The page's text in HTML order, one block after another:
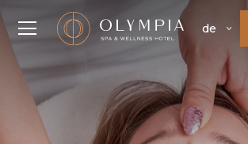
de